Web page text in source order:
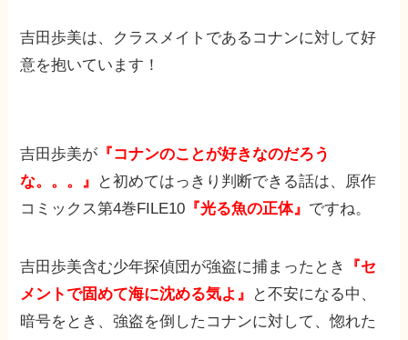
吉田歩美は、クラスメイトであるコナンに対して好
意を抱いています！
吉田歩美が 『コナンのことが好きなのだろう
な。。。』
と初めてはっきり判断できる話は、原作
コミックス第4巻FILE10 『光る魚の正体』 ですね。
吉田歩美含む少年探偵団が強盗に捕まったとき
『セ
メントで固めて海に沈める気よ』
と不安になる中、
暗号をとき、強盗を倒したコナンに対して、惚れた